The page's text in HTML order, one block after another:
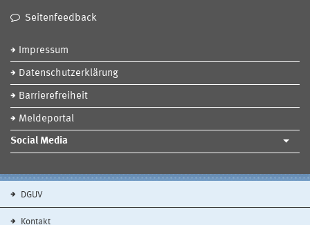
Seitenfeedback
Impressum
Datenschutzerklärung
Barrierefreiheit
Meldeportal
Social Media
DGUV
Kontakt